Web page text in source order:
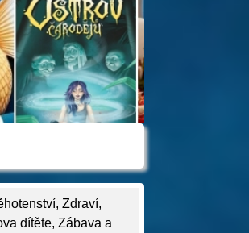
, Zdraví,
dítěte, Zábava a